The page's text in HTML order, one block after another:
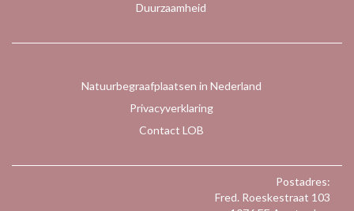
Duurzaamheid
Natuurbegraafplaatsen in Nederland
Privacyverklaring
Contact LOB
Postadres:
Fred. Roeskestraat 103